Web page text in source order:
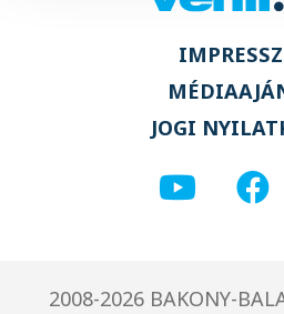
JOGI
2008-2026 BAKONY-